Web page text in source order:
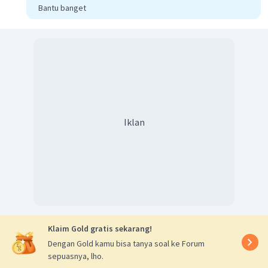
Rl namun RIS juga menimbulkan masalah Sosial,
Bantu banget
Iklan
Klaim Gold gratis sekarang!
Dengan Gold kamu bisa tanya soal ke Forum
sepuasnya, lho.